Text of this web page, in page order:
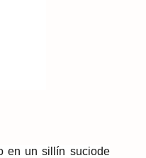
en un sillín suciode